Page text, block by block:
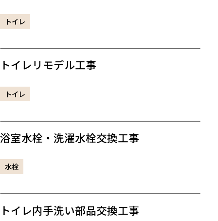
トイレ
トイレリモデル工事
トイレ
浴室水栓・洗濯水栓交換工事
水栓
トイレ内手洗い部品交換工事